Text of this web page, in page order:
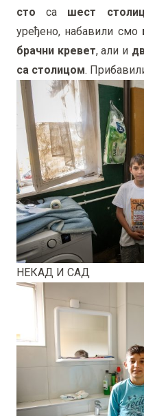
сто са шест
уређено, набавили смо
брачни кревет, али и
са столицом.
НЕКАД И САД